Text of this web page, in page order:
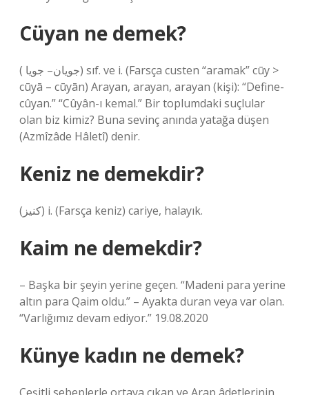
Cüyan ne demek?
( ﺟﻮﻳﺎﻥ– ﺟﻮﻳﺎ) sıf. ve i. (Farsça custen “aramak” cūy >
cūyā – cūyān) Arayan, arayan, arayan (kişi): “Define-
cûyan.” “Cûyân-ı kemal.” Bir toplumdaki suçlular
olan biz kimiz? Buna sevinç anında yatağa düşen
(Azmîzâde Hâletî) denir.
Keniz ne demekdir?
(ﻛﻨﻴﺰ) i. (Farsça keniz) cariye, halayık.
Kaim ne demekdir?
– Başka bir şeyin yerine geçen. “Madeni para yerine
altın para Qaim oldu.” – Ayakta duran veya var olan.
“Varlığımız devam ediyor.” 19.08.2020
Künye kadın ne demek?